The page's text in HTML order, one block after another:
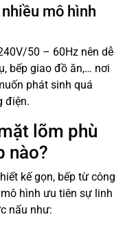
mô hình
50 – 60Hz nên dễ
bếp giao đồ ăn,… nơi
phát sinh quá
điện.
lõm phù
nào?
kế gọn, bếp từ công
hình ưu tiên sự linh
nấu như: